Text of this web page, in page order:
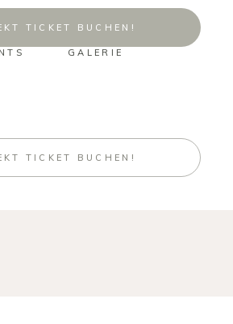
GALERIE
TICKET BUCHEN!
TICKET BUCHEN!